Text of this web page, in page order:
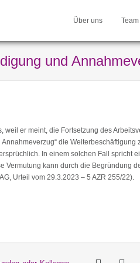
Über uns Team
und
weil er meint, die Fortsetzung des
die
In einem solchen Fall spricht
Vermutung kann durch die Begründung
Urteil vom 29.3.2023 – 5 AZR 255/22).